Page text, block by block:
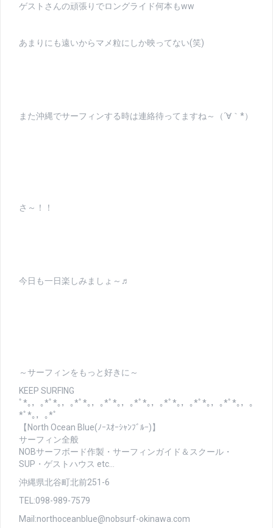
ゲストさんの頑張りでロングライド何本もww
あまりにも遠いからマメ粒にしか映ってない(笑)
また沖縄でサーフィンする時は連絡待ってますね～（´∀｀*）
さ～！！
今日も一日楽しみましょ～♬
～サーフィンをもっと好きに～
KEEP SURFING
ﾟ*｡，｡*ﾟ*｡，｡*ﾟ*｡，｡*ﾟ*｡，｡*ﾟ*｡，｡*ﾟ*｡，｡*ﾟ*｡，｡*ﾟ*｡，｡
*ﾟ*｡，｡*ﾟ
【North Ocean Blue(ﾉｰｽｵｰｼｬﾝﾌﾞﾙｰ)】
サーフィン全般
NOBサーフボード作製・サーフィンガイド＆スクール・
SUP・ゲストハウス etc…
沖縄県北谷町北前251-6
TEL:098-989-7579
Mail:northoceanblue@nobsurf-okinawa.com